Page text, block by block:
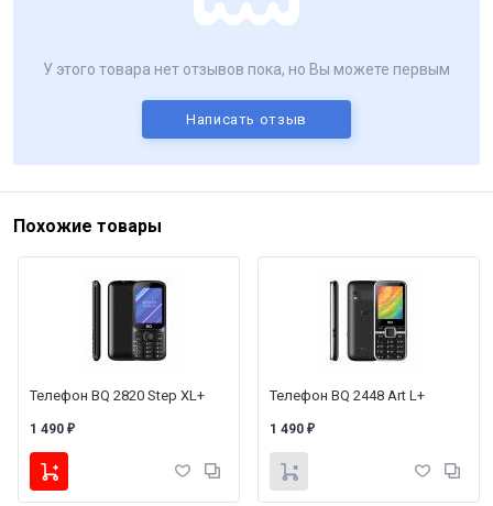
У этого товара нет отзывов пока, но Вы можете первым
Написать отзыв
Похожие товары
Телефон BQ 2820 Step XL+
1 490 ₽
Телефон BQ 2448 Art L+
1 490 ₽